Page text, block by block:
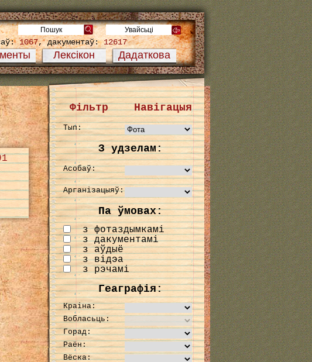
Лексікон Дадаткова
1067, дакументаў:12617
Фільтр Навігацыя
Тып:
З удзелам:
Асобаў:
Арганізацыяў:
Па ўмовах:
з фотаздымкамі
з дакументамі
з аўдыё
з відэа
з рэчамі
Геаграфія:
Краіна:
Вобласьць:
Горад:
Раён:
Вёска: